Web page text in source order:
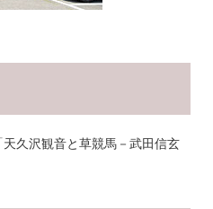
沢観音と草競馬－武田信玄